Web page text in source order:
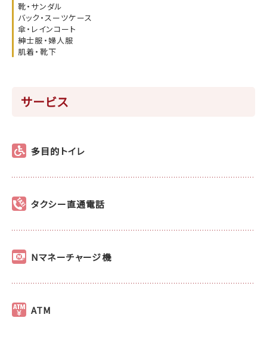
靴・サンダル
バック・スーツケース
傘・レインコート
紳士服・婦人服
肌着・靴下
サービス
多目的トイレ
タクシー直通電話
Nマネーチャージ機
ATM